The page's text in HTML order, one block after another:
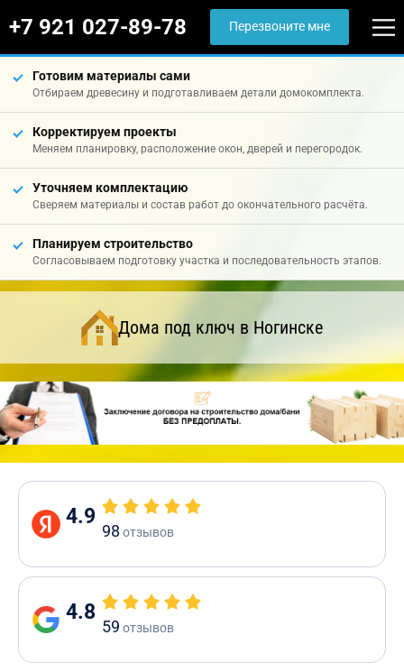
+7 921 027-89-78 Перезвоните мне
Готовим материалы сами
Отбираем древесину и подготавливаем детали домокомплекта.
Корректируем проекты
Меняем планировку, расположение окон, дверей и перегородок.
Уточняем комплектацию
Сверяем материалы и состав работ до окончательного расчёта.
Планируем строительство
Согласовываем подготовку участка и последовательность этапов.
Дома под ключ в Ногинске
4.9
98 отзывов
4.8
59 отзывов